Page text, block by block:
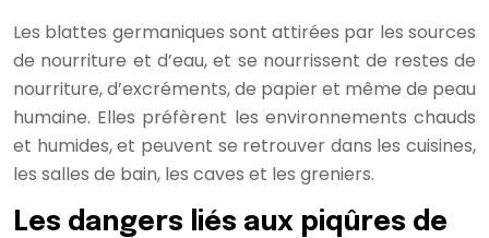
Les blattes germaniques sont attirées par les sources
de nourriture et d’eau, et se nourrissent de restes de
nourriture, d’excréments, de papier et même de peau
humaine. Elles préfèrent les environnements chauds
et humides, et peuvent se retrouver dans les cuisines,
les salles de bain, les caves et les greniers.
Les dangers liés aux piqûres de